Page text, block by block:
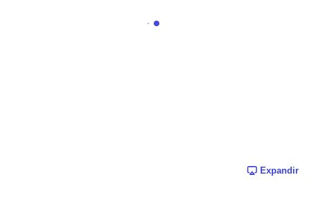
Expandir